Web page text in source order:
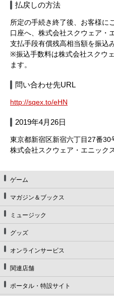
払戻しの方法
所定の手続き終了後、お客様に
口座へ、株式会社スクウェア・
支払手段有償残高相当額を振込
※振込手数料は株式会社スクウ
ます。
問い合わせ先URL
http://sqex.to/eHN
2019年4月26日
東京都新宿区新宿六丁目27番30
株式会社スクウェア・エニック
ゲーム
マガジン＆ブックス
ミュージック
グッズ
オンラインサービス
関連店舗
ポータル・特設サイト